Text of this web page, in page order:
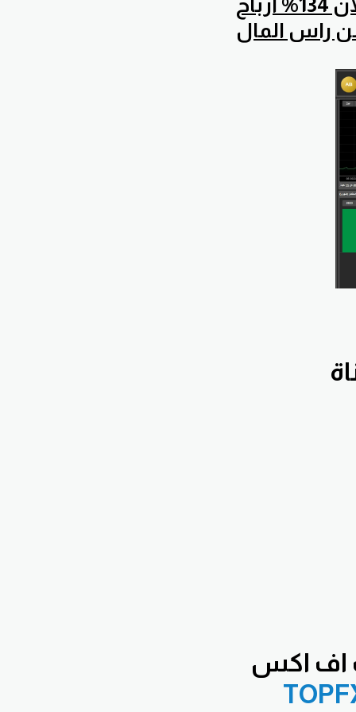
نتائج الحساب الخاص بخدمة نسخ الصفقات ولغاية الان 134% ارباح
راس المال
اف اكس